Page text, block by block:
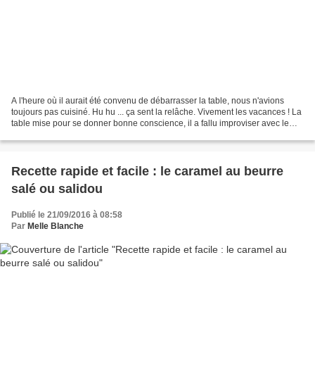
A l'heure où il aurait été convenu de débarrasser la table, nous n'avions
toujours pas cuisiné. Hu hu ... ça sent la relâche. Vivement les vacances ! La
table mise pour se donner bonne conscience, il a fallu improviser avec le
Recette rapide et facile : le caramel au beurre
salé ou salidou
Publié le 21/09/2016 à 08:58
Par Melle Blanche